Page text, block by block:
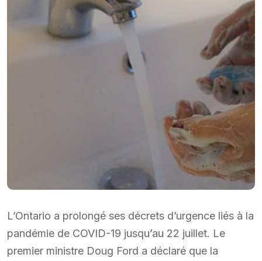
L’Ontario a prolongé ses décrets d’urgence liés à la
pandémie de COVID-19 jusqu’au 22 juillet. Le
premier ministre Doug Ford a déclaré que la